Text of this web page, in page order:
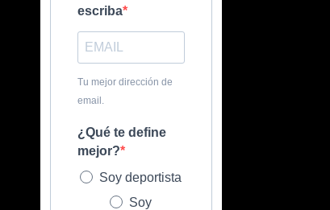
escriba
Tu mejor dirección de
email.
¿Qué te define
mejor?
Soy deportista
Soy